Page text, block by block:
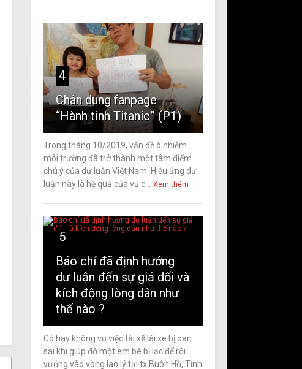
4
Chân dung fanpage
“Hành tinh Titanic” (P1)
Trong tháng 10/2019, vấn đề ô nhiễm
môi trường đã trở thành một tâm điểm
chú ý của dư luận Việt Nam. Hiệu ứng dư
luận này là hệ quả của vụ c...
Xem thêm
5
Báo chí đã định hướng
dư luận đến sự giả dối và
kích động lòng dân như
thế nào ?
Có hay không vụ việc tài xế lái xe bị oan
sai khi giúp đỡ một em bé bị lạc để rồi
vướng vào vòng lao lý tại tx Buôn Hồ, Tỉnh